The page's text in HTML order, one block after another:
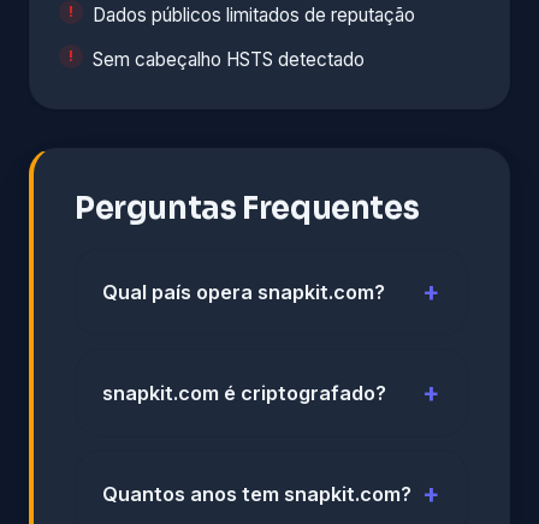
Dados públicos limitados de reputação
Sem cabeçalho HSTS detectado
Perguntas Frequentes
Qual país opera snapkit.com?
snapkit.com é criptografado?
Quantos anos tem snapkit.com?